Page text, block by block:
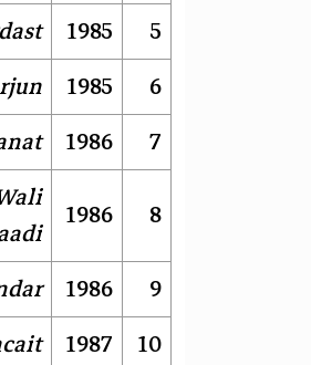
5
1985
6
1985
7
1986
8
1986
9
1986
10
1987